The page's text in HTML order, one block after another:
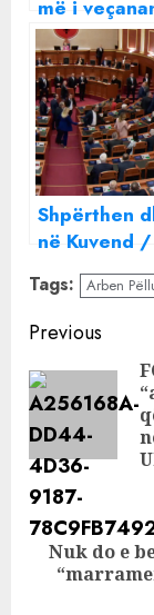
më i
në dasmë,
Berisha
me
dhe
Shpërthen
në Kuvend /
Deputeti i
godet me
kolegun
(VIDEO)
Tags: Arben
Continue
Reading
Previous
Next
Nuk do e